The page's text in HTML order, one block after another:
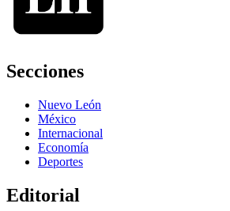
Secciones
Nuevo León
México
Internacional
Economía
Deportes
Editorial